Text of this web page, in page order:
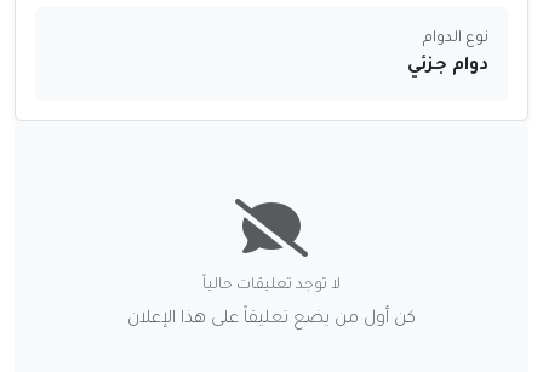
نوع الدوام
دوام جزئي
لا توجد تعليقات حالياً
كن أول من يضع تعليقاً على هذا الإعلان